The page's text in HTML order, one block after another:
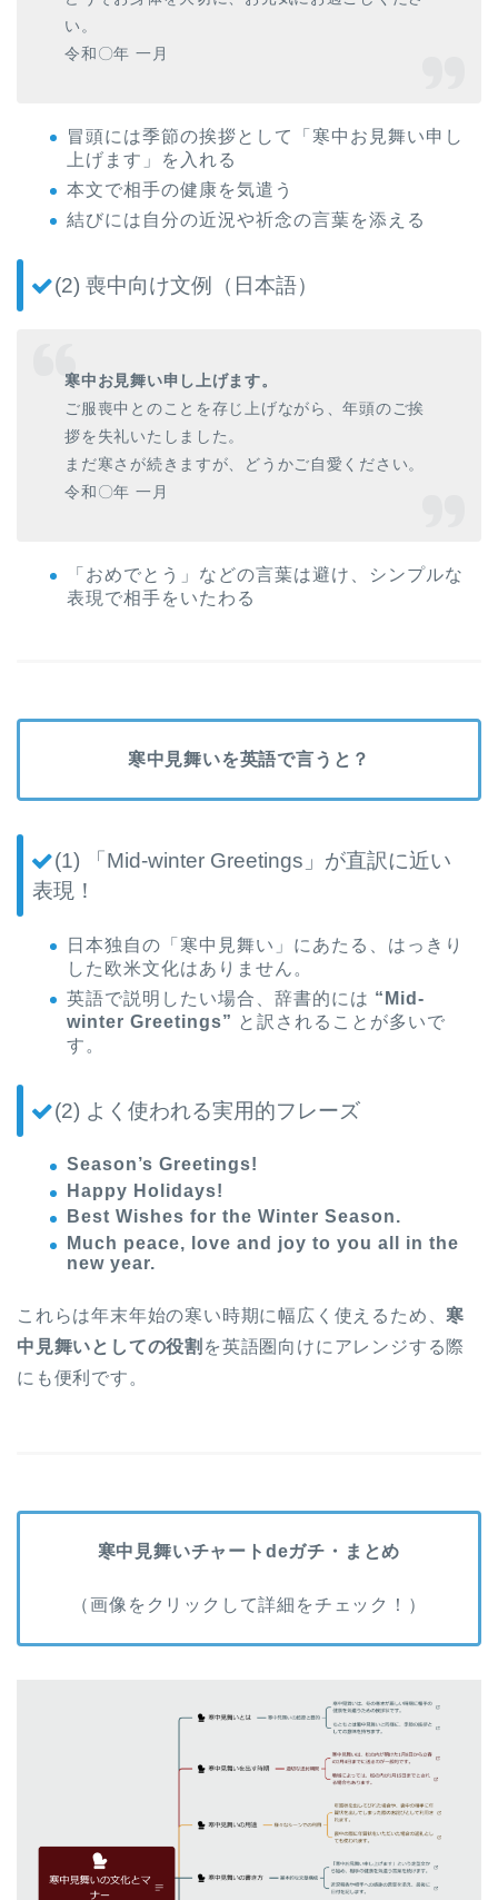
い。
令和〇年 一月
冒頭には季節の挨拶として「寒中お見舞い申し
上げます」を入れる
本文で相手の健康を気遣う
結びには自分の近況や祈念の言葉を添える
(2) 喪中向け文例（日本語）
寒中お見舞い申し上げます。
ご服喪中とのことを存じ上げながら、年頭のご挨
拶を失礼いたしました。
まだ寒さが続きますが、どうかご自愛ください。
令和〇年 一月
「おめでとう」などの言葉は避け、シンプルな
表現で相手をいたわる
寒中見舞いを英語で言うと？
(1) 「Mid-winter Greetings」が直訳に近い
表現！
日本独自の「寒中見舞い」にあたる、はっきり
した欧米文化はありません。
英語で説明したい場合、辞書的には “Mid-
winter Greetings” と訳されることが多いで
す。
(2) よく使われる実用的フレーズ
Season’s Greetings!
Happy Holidays!
Best Wishes for the Winter Season.
Much peace, love and joy to you all in the
new year.
これらは年末年始の寒い時期に幅広く使えるため、寒
中見舞いとしての役割 を英語圏向けにアレンジする際
にも便利です。
寒中見舞いチャートdeガチ・まとめ
（画像をクリックして詳細をチェック！）